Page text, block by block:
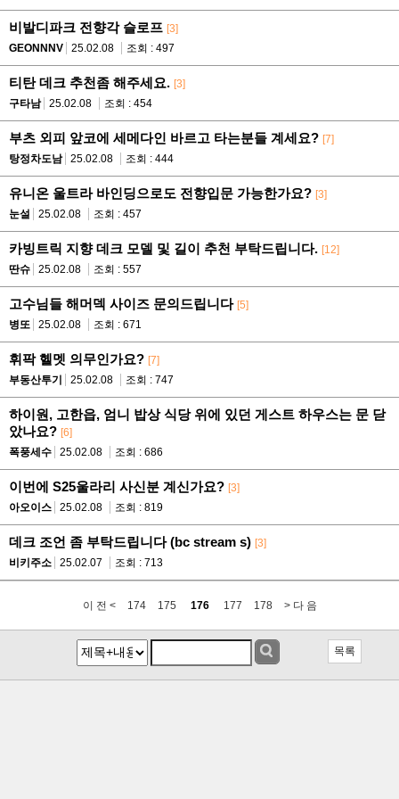
비발디파크 전향각 슬로프 [3]
GEONNNV
25.02.08 조회 : 497
티탄 데크 추천좀 해주세요. [3]
구타남
25.02.08 조회 : 454
부츠 외피 앞코에 세메다인 바르고 타는분들 계세요? [7]
탕정차도남
25.02.08 조회 : 444
유니온 울트라 바인딩으로도 전향입문 가능한가요? [3]
눈설
25.02.08 조회 : 457
카빙트릭 지향 데크 모델 및 길이 추천 부탁드립니다. [12]
딴슈
25.02.08 조회 : 557
고수님들 해머덱 사이즈 문의드립니다 [5]
병또
25.02.08 조회 : 671
휘팍 헬멧 의무인가요? [7]
부동산투기
25.02.08 조회 : 747
하이원, 고한읍, 엄니 밥상 식당 위에 있던 게스트 하우스는 문 닫
았나요? [6]
폭풍세수
25.02.08 조회 : 686
이번에 S25울라리 사신분 계신가요? [3]
아오이스
25.02.08 조회 : 819
데크 조언 좀 부탁드립니다 (bc stream s) [3]
비키주소
25.02.07 조회 : 713
이 전 < 174 175 176 177 178 > 다 음
목록